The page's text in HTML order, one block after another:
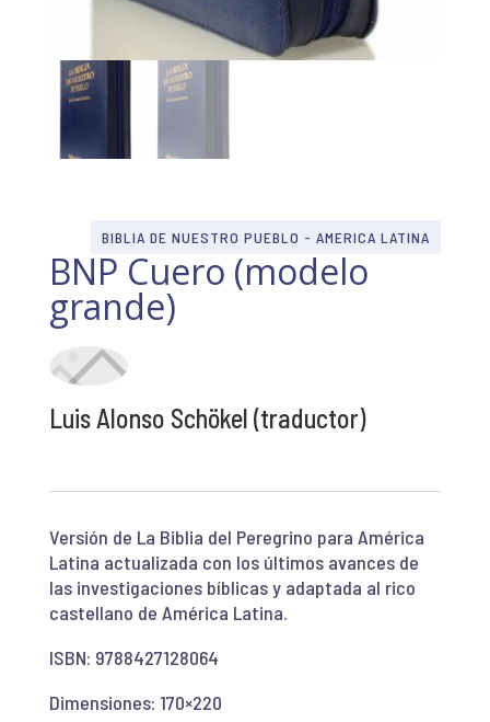
BIBLIA DE NUESTRO PUEBLO - AMERICA LATINA
BNP Cuero (modelo
grande)
Luis Alonso Schökel (traductor)
Versión de La Biblia del Peregrino para América
Latina actualizada con los últimos avances de
las investigaciones bíblicas y adaptada al rico
castellano de América Latina.
ISBN: 9788427128064
Dimensiones: 170×220